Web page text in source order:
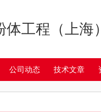
体工程（上海
公司动态 技术文章